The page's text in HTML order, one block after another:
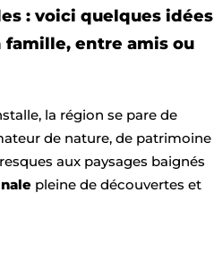
: voici quelques idées
famille, entre amis ou
la région se pare de
de nature, de patrimoine
aux paysages baignés
pleine de découvertes et